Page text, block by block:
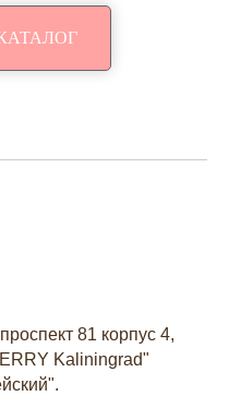
81 корпус 4,
Kaliningrad"